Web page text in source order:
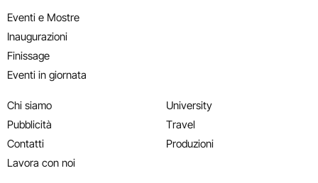
Eventi e Mostre
Inaugurazioni
Finissage
Eventi in giornata
Chi siamo
Pubblicità
Contatti
Lavora con noi
University
Travel
Produzioni